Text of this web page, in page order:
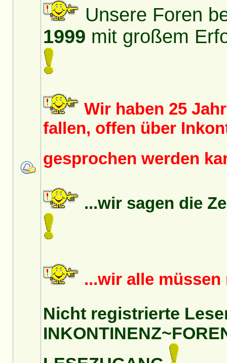
Unsere Foren
1999 mit großem
Wir haben 25
fallen, offen über
gesprochen werden
...wir sagen die
...wir alle
Nicht registrierte